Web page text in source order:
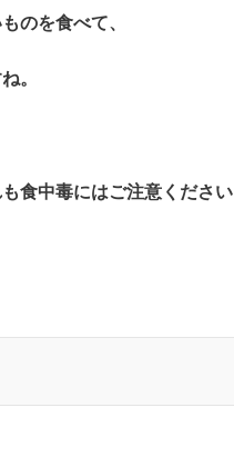
のを食べて、
。
食中毒にはご注意ください